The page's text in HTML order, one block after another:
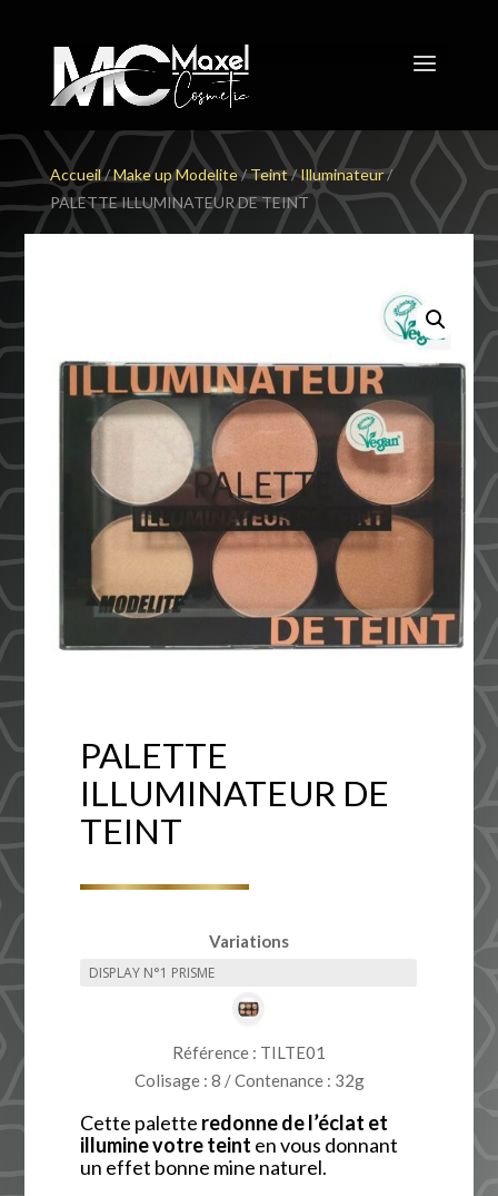
Accueil/Make up Modelite/Teint/Illuminateur/
PALETTE ILLUMINATEUR DE TEINT
PALETTE
ILLUMINATEUR DE
TEINT
Variations
Référence : TILTE01
Colisage : 8 / Contenance : 32g
Cette palette redonne de l’éclat et
illumine votre teint en vous donnant
un effet bonne mine naturel.